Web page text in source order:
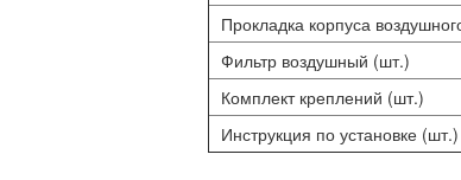
Прокладка корпуса
Фильтр воздушный (шт.)
Комплект креплений (шт.)
Инструкция по установке (шт.)